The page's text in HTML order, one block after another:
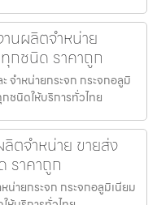
นผลิตจำหน่าย
กชนิด ราคาถูก
จำหน่ายกระจก กระจกอลูมิ
ชนิดให้บริการทั่วไทย
ตจำหน่าย ขายส่ง
ราคาถูก
น่ายกระจก กระจกอลูมิเนียม